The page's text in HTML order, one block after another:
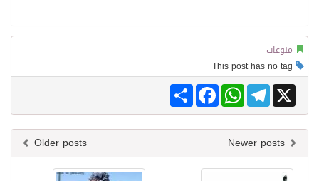
منوعات
Share
FacebookWhatsAppTelegram X
Older posts